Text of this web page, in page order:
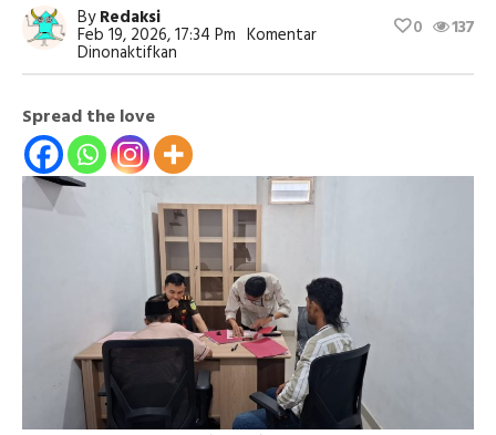
ByRedaksi
Feb 19, 2026, 17:34 Pm Komentar
Dinonaktifkan
Keluyuran
Perjalanan
Pemuda
Dari
Ini
Berakhir
Di
Kejakasaan
Negeri
Banggai!
137
0
Spread the love